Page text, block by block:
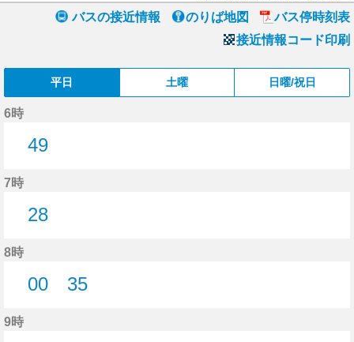
バスの接近情報 のりば地図
バス停時刻表
接近情報コード印刷
平日 土曜 日曜/祝日
6時
49
7時
28
8時
00
35
9時